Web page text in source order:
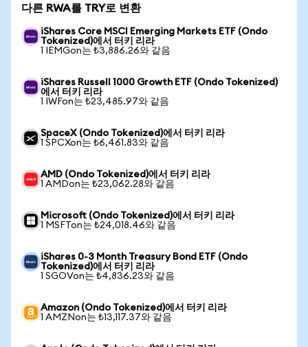
다른 RWA를 TRY로 변환
iShares Core MSCI Emerging Markets ETF (Ondo
Tokenized)에서 터키 리라
1 IEMGon는 ₺3,886.26와 같음
iShares Russell 1000 Growth ETF (Ondo Tokenized)
에서 터키 리라
1 IWFon는 ₺23,485.97와 같음
SpaceX (Ondo Tokenized)에서 터키 리라
1 SPCXon는 ₺6,461.83와 같음
AMD (Ondo Tokenized)에서 터키 리라
1 AMDon는 ₺23,062.28와 같음
Microsoft (Ondo Tokenized)에서 터키 리라
1 MSFTon는 ₺24,018.46와 같음
iShares 0-3 Month Treasury Bond ETF (Ondo
Tokenized)에서 터키 리라
1 SGOVon는 ₺4,836.23와 같음
Amazon (Ondo Tokenized)에서 터키 리라
1 AMZNon는 ₺13,117.37와 같음